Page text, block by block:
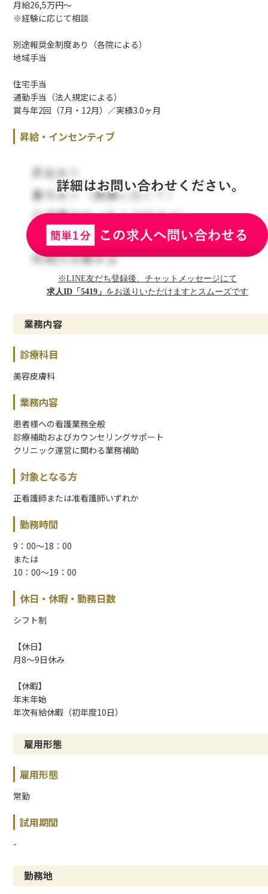
月給26,5万円～
※経験に応じて相談
別途報奨金制度あり（各院による）
地域手当
住宅手当
通勤手当（法人規定による）
賞与年2回（7月・12月）／実績3.0ヶ月
昇給・インセンティブ
※LINE友だち登録後、チャットメッセージにて
求人ID「5419」 をお送りいただけますとスムーズです
業務内容
診療科目
美容皮膚科
業務内容
患者様への看護業務全般
診療補助およびカウンセリングサポート
クリニック運営に関わる業務補助
対象となる方
正看護師または准看護師いずれか
勤務時間
9：00～18：00
または
10：00～19：00
休日・休暇・勤務日数
シフト制
【休日】
月8～9日休み
【休暇】
年末年始
年次有給休暇（初年度10日）
雇用形態
雇用形態
常勤
試用期間
-
勤務地